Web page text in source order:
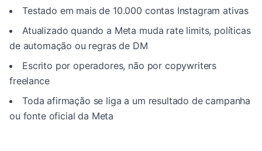
Testado em mais de 10.000 contas Instagram ativas
Atualizado quando a Meta muda rate limits, políticas
de automação ou regras de DM
Escrito por operadores, não por copywriters
freelance
Toda afirmação se liga a um resultado de campanha
ou fonte oficial da Meta